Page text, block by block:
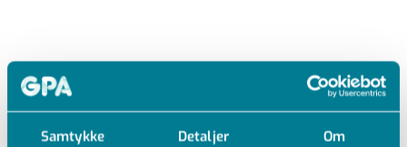
Samtykke Detaljer Om
ODEPDM
EPDM INDSTØBNINGSFLANGE